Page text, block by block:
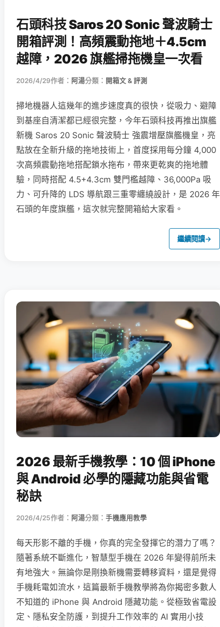
石頭科技 Saros 20 Sonic 聲波騎士
開箱評測！高頻震動拖地＋4.5cm
越障，2026 旗艦掃拖機皇一次看
2026/4/29作者： 阿湯分類： 開箱文 & 評測
掃地機器人這幾年的進步速度真的很快，從吸力、避障
到基座自清潔都已經很完整，今年石頭科技再推出旗艦
新機 Saros 20 Sonic 聲波騎士 強震增壓旗艦機皇，亮
點放在全新升級的拖地技術上，首度採用每分鐘 4,000
次高頻震動拖地搭配鎖水拖布，帶來更乾爽的拖地體
驗，同時搭配 4.5+4.3cm 雙門檻越障、36,000Pa 吸
力、可升降的 LDS 導航跟三重零纏繞設計，是 2026 年
石頭的年度旗艦，這次就完整開箱給大家看。
繼續閱讀→
2026 最新手機教學：10 個 iPhone
與 Android 必學的隱藏功能與省電
秘訣
2026/4/25作者： 阿湯分類： 手機應用教學
每天形影不離的手機，你真的完全發揮它的潛力了嗎？
隨著系統不斷進化，智慧型手機在 2026 年變得前所未
有地強大。無論你是剛換新機需要轉移資料，還是覺得
手機耗電如流水，這篇最新手機教學將為你揭密多數人
不知道的 iPhone 與 Android 隱藏功能。從極致省電設
定、隱私安全防護，到提升工作效率的 AI 實用小技